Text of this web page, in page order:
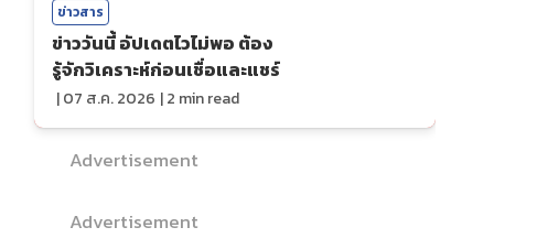
ข่าวสาร
ข่าววันนี้ อัปเดตไวไม่พอ ต้อง
รู้จักวิเคราะห์ก่อนเชื่อและแชร์
|07 ส.ค. 2026 |2 min read
Advertisement
Advertisement